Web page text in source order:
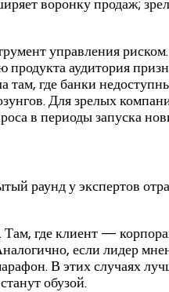
воронку продаж;
управления
продукта аудитория
там, где банки
Для зрелых
в периоды запуска
раунд у экспертов
Там, где клиент —
если лидер
В этих случаях
обузой.